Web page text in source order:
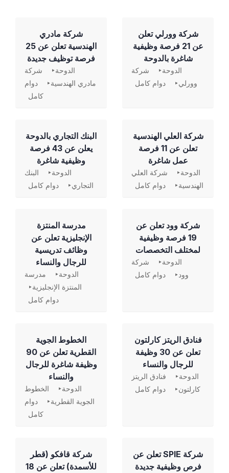
شركة وورلي تعلن
عن 21 فرصة وظيفية
شاغرة بالدوحة
الدوحة
شركة
وورلي
دوام كامل
شركة مادري
الهندسية تعلن عن 25
فرصة توظيف جديدة
الدوحة
شركة
مادري الهندسية
دوام
كامل
شركة العلي الهندسية
تعلن عن 11 فرصة
عمل شاغرة
الدوحة
شركة العلي
الهندسية
دوام كامل
‏البنك التجاري بالدوحة
يعلن عن 43 فرصة
وظيفية شاغرة
الدوحة
البنك
التجاري
دوام كامل
شركة وود تعلن عن
19 فرصة وظيفية
لمختلف التخصصات
الدوحة
شركة
وود
دوام كامل
مدرسة المنتزة
الإنجليزية تعلن عن
وظائف تدريسية
للرجال والنساء
الدوحة
مدرسة
المنتزة الإنجليزية
دوام كامل
فنادق الريتز كارلتون
تعلن عن 30 وظيفة
للرجال والنساء
الدوحة
فنادق الريتز
كارلتون
دوام كامل
الخطوط الجوية
القطرية تعلن عن 90
وظيفة شاغرة للرجال
والنساء
الدوحة
الخطوط
الجوية القطرية
دوام
كامل
شركة SPIE تعلن عن
فرص وظيفية جديدة
شركة قافكو (قطر
للأسمدة) تعلن عن 18